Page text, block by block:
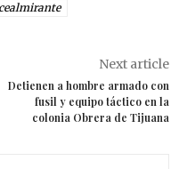
Next article
Detienen a hombre armado con
fusil y equipo táctico en la
colonia Obrera de Tijuana